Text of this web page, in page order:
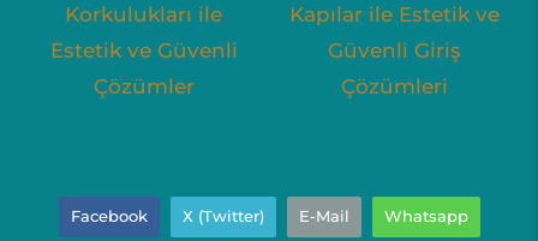
Korkulukları ile
Estetik ve Güvenli
Çözümler
Kapılar ile Estetik ve
Güvenli Giriş
Çözümleri
Facebook X (Twitter) E-Mail Whatsapp